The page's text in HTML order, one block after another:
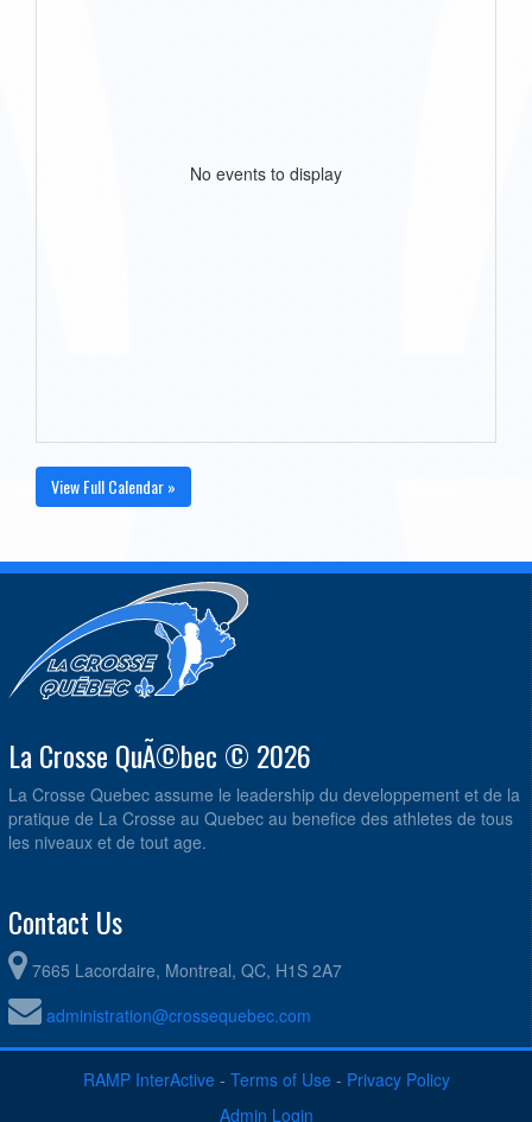
No events to display
View Full Calendar »
La Crosse QuÃ©bec © 2026
La Crosse Quebec assume le leadership du developpement et de la
pratique de La Crosse au Quebec au benefice des athletes de tous
les niveaux et de tout age.
Contact Us
7665 Lacordaire, Montreal, QC, H1S 2A7
administration@crossequebec.com
RAMP InterActive - Terms of Use - Privacy Policy
Admin Login